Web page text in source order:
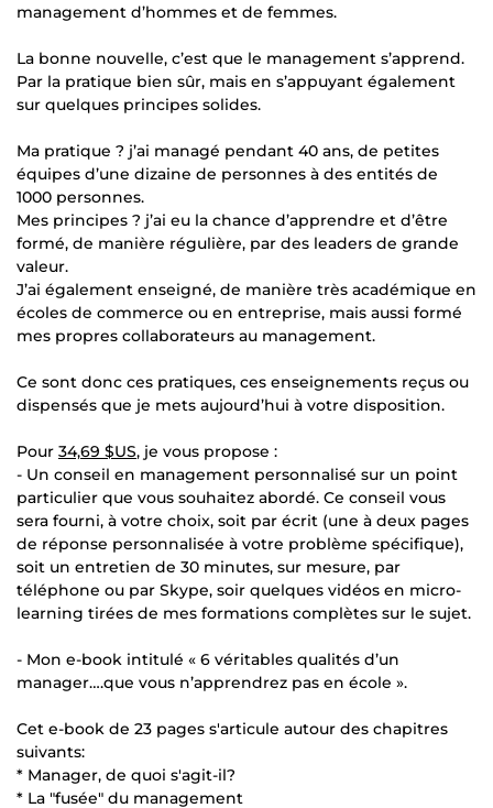
management d’hommes et de femmes.
La bonne nouvelle, c’est que le management s’apprend.
Par la pratique bien sûr, mais en s’appuyant également
sur quelques principes solides.
Ma pratique ? j’ai managé pendant 40 ans, de petites
équipes d’une dizaine de personnes à des entités de
1000 personnes.
Mes principes ? j’ai eu la chance d’apprendre et d’être
formé, de manière régulière, par des leaders de grande
valeur.
J’ai également enseigné, de manière très académique en
écoles de commerce ou en entreprise, mais aussi formé
mes propres collaborateurs au management.
Ce sont donc ces pratiques, ces enseignements reçus ou
dispensés que je mets aujourd’hui à votre disposition.
Pour 34,69 $US, je vous propose :
- Un conseil en management personnalisé sur un point
particulier que vous souhaitez abordé. Ce conseil vous
sera fourni, à votre choix, soit par écrit (une à deux pages
de réponse personnalisée à votre problème spécifique),
soit un entretien de 30 minutes, sur mesure, par
téléphone ou par Skype, soir quelques vidéos en micro-
learning tirées de mes formations complètes sur le sujet.
- Mon e-book intitulé « 6 véritables qualités d’un
manager….que vous n’apprendrez pas en école ».
Cet e-book de 23 pages s'articule autour des chapitres
suivants:
* Manager, de quoi s'agit-il?
* La "fusée" du management